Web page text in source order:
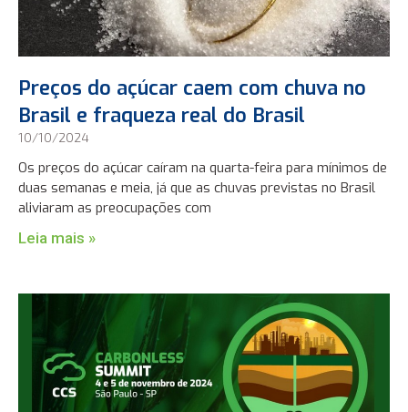
Preços do açúcar caem com chuva no
Brasil e fraqueza real do Brasil
10/10/2024
Os preços do açúcar caíram na quarta-feira para mínimos de
duas semanas e meia, já que as chuvas previstas no Brasil
aliviaram as preocupações com
Leia mais »